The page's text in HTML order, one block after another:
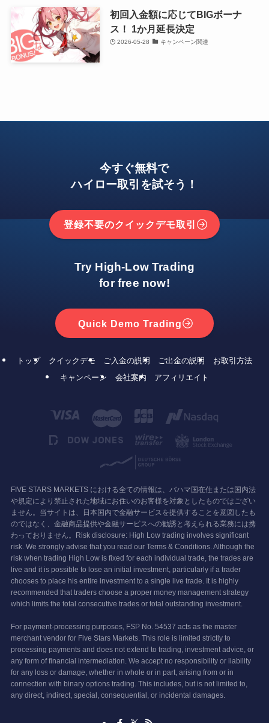
初回入金額に応じてBIGボーナ
ス！ 1か月延長決定
2026-05-28 キャンペーン関連
今すぐ無料で
ハイロー取引を試そう！
登録不要のクイックデモ取引
Try High-Low Trading
for free now!
Quick Demo Trading
トップ クイックデモ ご入金の説明 ご出金の説明
お取引方法
キャンペーン
会社案内 アフィリエイト
FIVE STARS MARKETS における全ての情報は、バハマ国在住または国内法
や規定により禁止された地域にお住いのお客様を対象としたものではござい
ません。当サイトは、日本国内で金融サービスを提供することを意図したも
のではなく、金融商品提供や金融サービスへの勧誘と考えられる業務には携
わっておりません。Risk disclosure: High Low trading involves significant
risk. We strongly advise that you read our Terms & Conditions. Although the
risk when trading High Low is fixed for each individual trade, the trades are
live and it is possible to lose an initial investment, particularly if a trader
chooses to place his entire investment to a single live trade. It is highly
recommended that traders choose a proper money management strategy
which limits the total consecutive trades or total outstanding investment.
For payment-processing purposes, FSP No. 54537 acts as the master
merchant vendor for Five Stars Markets. This role is limited strictly to
processing payments and does not extend to trading, investment advice, or
any form of financial intermediation. We accept no responsibility or liability
for any loss or damage, whether in whole or in part, arising from or in
connection with binary options trading. This includes, but is not limited to,
any direct, indirect, special, consequential, or incidental damages.